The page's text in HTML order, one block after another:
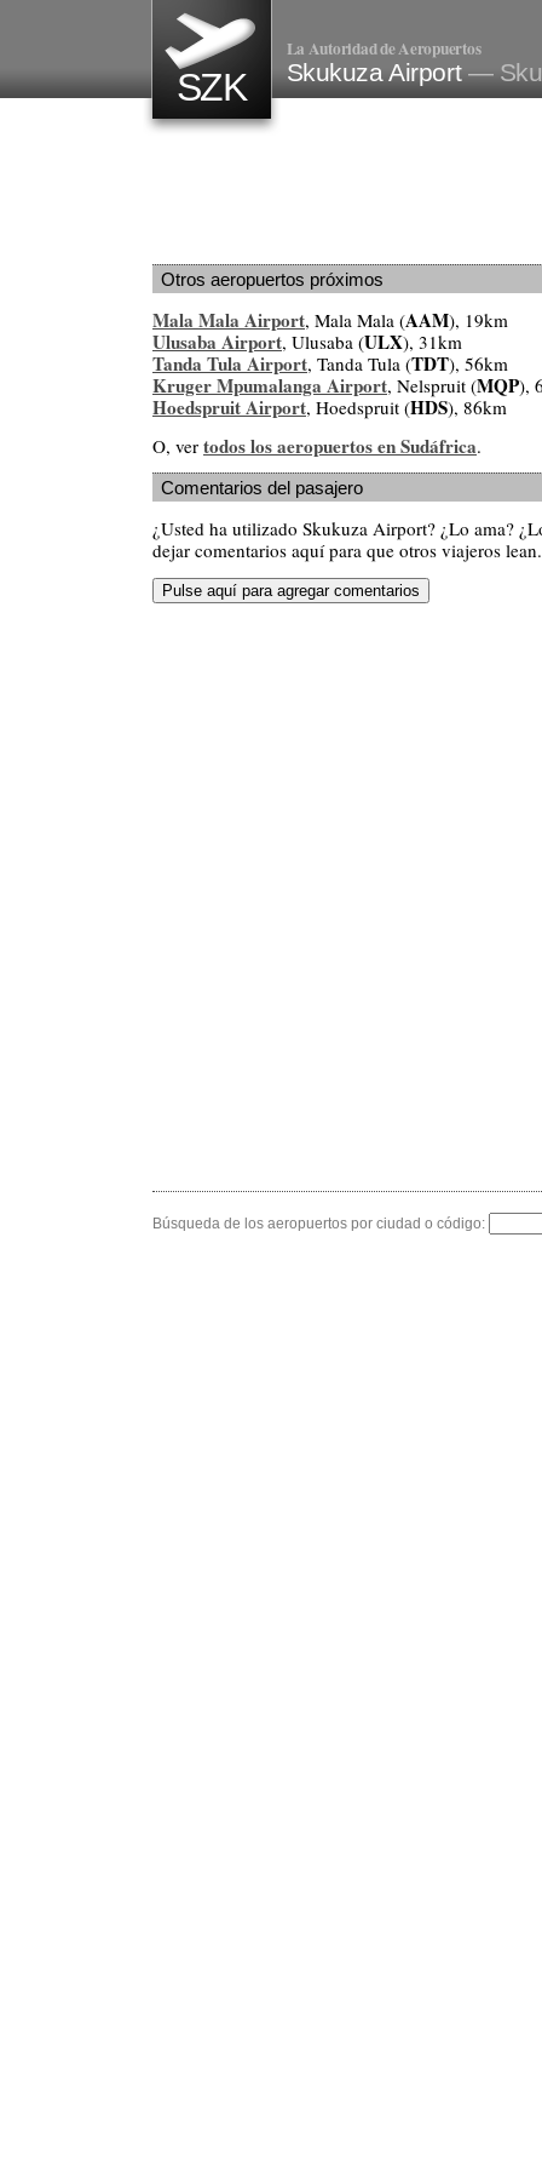
SZK
La Autoridad de Aeropuertos
Skukuza Airport —
Otros aeropuertos próximos
Mala Mala Airport, Mala Mala (AAM), 19km
Ulusaba Airport, Ulusaba (ULX), 31km
Tanda Tula Airport, Tanda Tula (TDT), 56km
Kruger Mpumalanga Airport, Nelspruit (MQP),
Hoedspruit Airport, Hoedspruit (HDS), 86km
O, ver todos los aeropuertos en Sudáfrica.
Comentarios del pasajero
¿Usted ha utilizado Skukuza Airport? ¿Lo ama?
dejar comentarios aquí para que otros viajeros lean.
Búsqueda de los aeropuertos por ciudad o código: